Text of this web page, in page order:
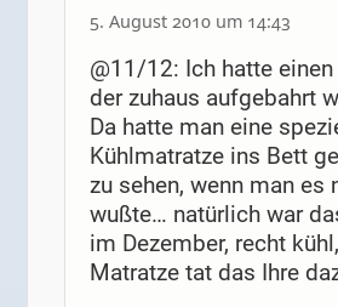
5. August 2010 um 14:43
@11/12: Ich hatte einen
der zuhaus aufgebahrt
Da hatte man eine
Kühlmatratze ins Bett
zu sehen, wenn man es
wußte… natürlich war
im Dezember, recht
Matratze tat das Ihre